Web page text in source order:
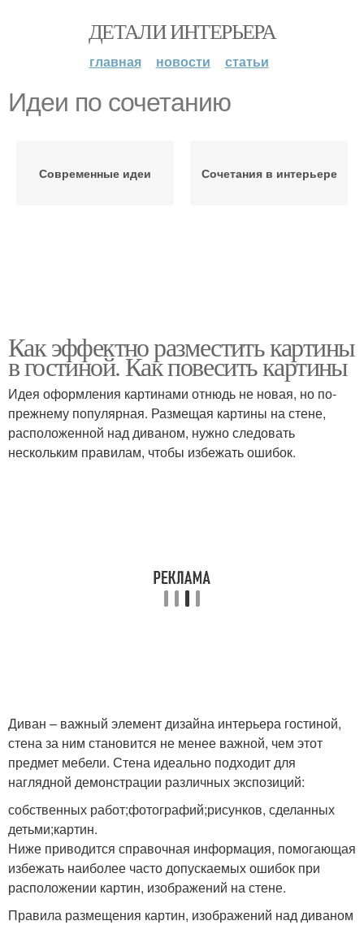
ДЕТАЛИ ИНТЕРЬЕРА
главная новости статьи
Идеи по сочетанию
Современные идеи Сочетания в интерьере
Как эффектно разместить картины
в гостиной. Как повесить картины
Идея оформления картинами отнюдь не новая, но по-
прежнему популярная. Размещая картины на стене,
расположенной над диваном, нужно следовать
нескольким правилам, чтобы избежать ошибок.
Диван – важный элемент дизайна интерьера гостиной,
стена за ним становится не менее важной, чем этот
предмет мебели. Стена идеально подходит для
наглядной демонстрации различных экспозиций:
собственных работ;фотографий;рисунков, сделанных
детьми;картин.
Ниже приводится справочная информация, помогающая
избежать наиболее часто допускаемых ошибок при
расположении картин, изображений на стене.
Правила размещения картин, изображений над диваном